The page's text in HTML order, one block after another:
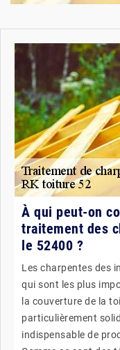
À qui peut-on
traitement des
le 52400 ?
Les charpentes des
qui sont les plus
la couverture de la
particulièrement
indispensable de